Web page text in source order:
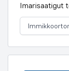
Imarisaatigut